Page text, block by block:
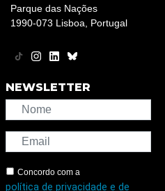
Parque das Nações
1990-073 Lisboa, Portugal
NEWSLETTER
Concordo com a
política de privacidade e de